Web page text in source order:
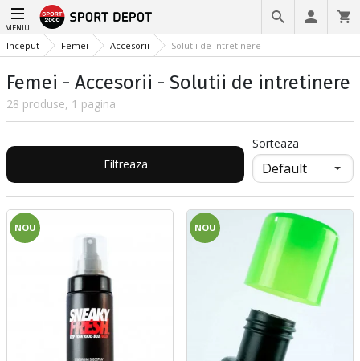
MENIU
Inceput Femei Accesorii Solutii de intretinere
Femei - Accesorii - Solutii de intretinere
28 produse, 1 pagina
Filtreaza
Sorteaza
NOU NOU